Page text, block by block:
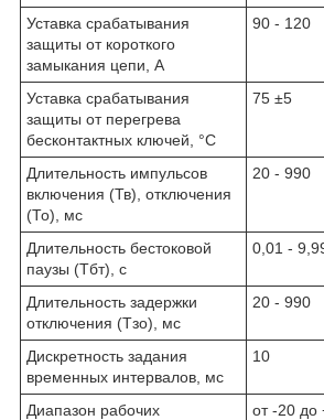
Уставка срабатывания
защиты от короткого
замыкания цепи, А
90 - 120
Уставка срабатывания
защиты от перегрева
бесконтактных ключей, °С
75 ±5
Длительность импульсов
включения (Тв), отключения
(То), мс
20 - 990
Длительность бестоковой
паузы (Тбт), с
0,01 -
Длительность задержки
отключения (Тзо), мс
20 - 990
Дискретность задания
временных интервалов, мс
10
Диапазон рабочих
от -20 до